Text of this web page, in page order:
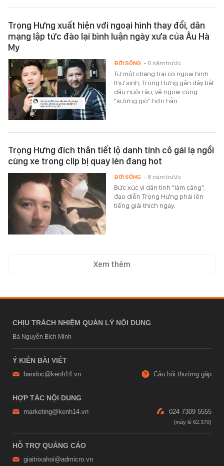
Trọng Hưng xuất hiện với ngoại hình thay đổi, dân
mạng lập tức đào lại bình luận ngày xưa của Âu Hà
My
Từ một chàng trai có ngoại hình
thư sinh, Trọng Hưng gần đây bắt
đầu nuôi râu, vẻ ngoài cũng
"sương gió" hơn hẳn.
ĐỜI SỐNG - 6 năm trước
Trọng Hưng đích thân tiết lộ danh tính cô gái lạ ngồi
cùng xe trong clip bị quay lén đang hot
Bức xúc vì dân tình "làm căng",
đạo diễn Trọng Hưng phải lên
tiếng giải thích ngay.
ĐỜI SỐNG - 6 năm trước
Xem thêm
CHỊU TRÁCH NHIỆM QUẢN LÝ NỘI DUNG
Bà Nguyễn Bích Minh
Ý KIẾN BÀI VIẾT
bandoc@kenh14.vn Câu hỏi thường gặp
HỢP TÁC NỘI DUNG
marketing@kenh14.vn 024 7309 5555
HỖ TRỢ QUẢNG CÁO
giaitrixahoi@admicro.vn